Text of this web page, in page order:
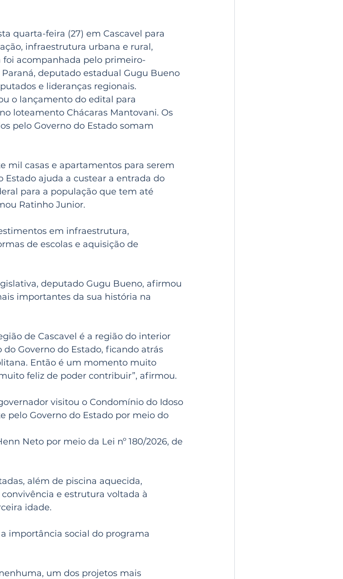
quarta-feira (27) em Cascavel para
infraestrutura urbana e rural,
foi acompanhada pelo primeiro-
deputado estadual Gugu Bueno
e lideranças regionais.
o lançamento do edital para
loteamento Chácaras Mantovani. Os
pelo Governo do Estado somam
mil casas e apartamentos para serem
Estado ajuda a custear a entrada do
para a população que tem até
Ratinho Junior.
em infraestrutura,
de escolas e aquisição de
deputado Gugu Bueno, afirmou
importantes da sua história na
de Cascavel é a região do interior
Governo do Estado, ficando atrás
Então é um momento muito
feliz de poder contribuir”, afirmou.
visitou o Condomínio do Idoso
pelo Governo do Estado por meio do
Neto por meio da Lei nº 180/2026, de
além de piscina aquecida,
e estrutura voltada à
idade.
importância social do programa
um dos projetos mais